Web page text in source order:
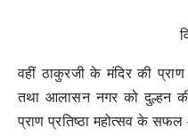
वहीं ठाकुरजी के मंदिर की
तथा आलासन नगर को दुल्हन
प्राण प्रतिष्ठा महोत्सव के